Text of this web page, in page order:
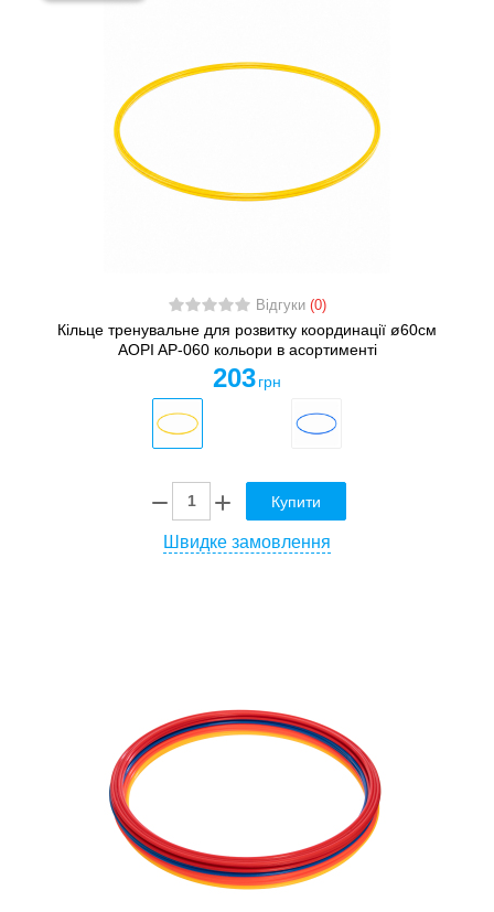
Відгуки (0)
Кільце тренувальне для розвитку координації ø60см
AOPI AP-060 кольори в асортименті
203 грн
Купити
Швидке замовлення